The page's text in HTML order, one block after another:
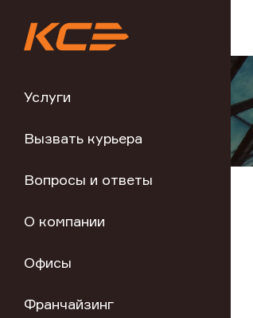
Услуги
Вызвать курьера
Вопросы и ответы
О компании
Офисы
Франчайзинг